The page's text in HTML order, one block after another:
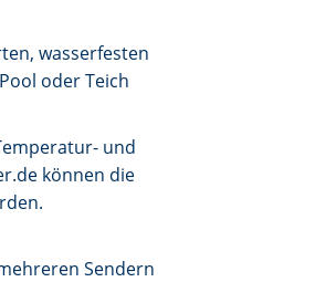
wasserfesten
oder Teich
und
können die
Sendern